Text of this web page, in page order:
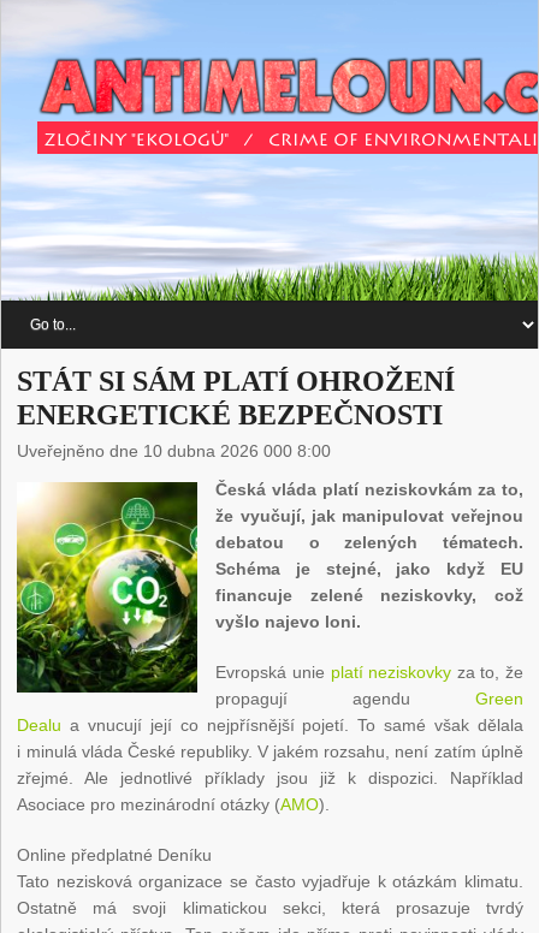
STÁT SI SÁM PLATÍ OHROŽENÍ
ENERGETICKÉ BEZPEČNOSTI
Uveřejněno dne 10 dubna 2026 000 8:00
Česká vláda platí neziskovkám za to,
že vyučují, jak manipulovat veřejnou
debatou o zelených tématech.
Schéma je stejné, jako když EU
financuje zelené neziskovky, což
vyšlo najevo loni.
Evropská unie platí neziskovky za to, že
propagují agendu Green
Dealu a vnucují její co nejpřísnější pojetí. To samé však dělala
i minulá vláda České republiky. V jakém rozsahu, není zatím úplně
zřejmé. Ale jednotlivé příklady jsou již k dispozici. Například
Asociace pro mezinárodní otázky (AMO).
Online předplatné Deníku
Tato nezisková organizace se často vyjadřuje k otázkám klimatu.
Ostatně má svoji klimatickou sekci, která prosazuje tvrdý